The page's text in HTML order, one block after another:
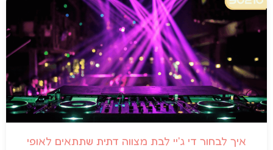
איך לבחור די ג'יי לבת מצווה דתית שתתאים לאופי